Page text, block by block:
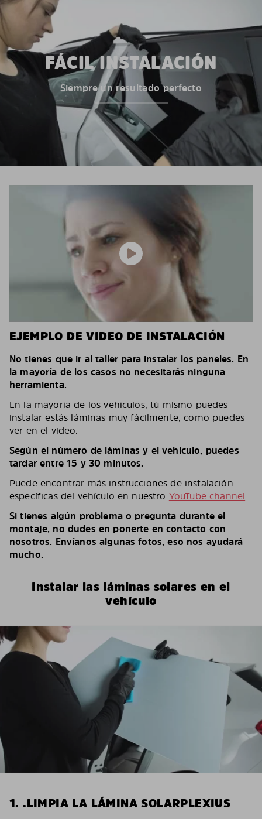
FÁCIL INSTALACIÓN
Siempre un resultado perfecto
EJEMPLO DE VIDEO DE INSTALACIÓN
No tienes que ir al taller para instalar los paneles. En
la mayoría de los casos no necesitarás ninguna
herramienta.
En la mayoría de los vehículos, tú mismo puedes
instalar estás láminas muy fácilmente, como puedes
ver en el video.
Según el número de láminas y el vehículo, puedes
tardar entre 15 y 30 minutos.
Puede encontrar más instrucciones de instalación
específicas del vehículo en nuestro YouTube channel
Si tienes algún problema o pregunta durante el
montaje, no dudes en ponerte en contacto con
nosotros. Envíanos algunas fotos, eso nos ayudará
mucho.
Instalar las láminas solares en el
vehículo
1. .LIMPIA LA LÁMINA SOLARPLEXIUS